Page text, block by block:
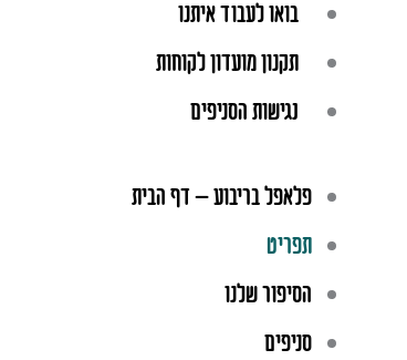
בואו לעבוד איתנו
תקנון מועדון לקוחות
נגישות הסניפים
פלאפל בריבוע – דף הבית
תפריט
הסיפור שלנו
סניפים